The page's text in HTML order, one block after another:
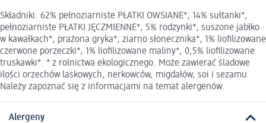
Składniki: 62% pełnoziarniste PŁATKI OWSIANE*, 14% sułtanki*,
pełnoziarniste PŁATKI JĘCZMIENNE*, 5% rodzynki*, suszone jabłko
w kawałkach*, prażona gryka*, ziarno słonecznika*, 1% liofilizowane
czerwone porzeczki*, 1% liofilizowane maliny*, 0,5% liofilizowane
truskawki*. * z rolnictwa ekologicznego. Może zawierać śladowe
ilości orzechów laskowych, nerkowców, migdałów, soi i sezamu
Należy zapoznać się z informacjami na temat alergenów.
Alergeny